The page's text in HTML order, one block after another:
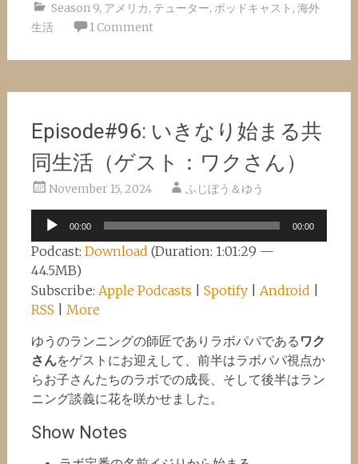
Season 9, アメリカ, テューター, ポッドキャスト , 海外
生活
1 Comment
Episode#96: いきなり始まる共
同生活（ゲスト：ワクさん）
November 15, 2024 ふじぼう＆ゆう
Audio
Player
00:00 00:00
Podcast: Download (Duration: 1:01:29 —
44.5MB)
Subscribe: Apple Podcasts Spotify| Android
RSS
More
ゆうのランニングの師匠でありラボパパである ワク
さんをゲストにお迎えして、前半はラボパパ視点か
らお子さんたちのラボでの成長、そして後半はラン
ニング談義に花を咲かせました。
Show Notes